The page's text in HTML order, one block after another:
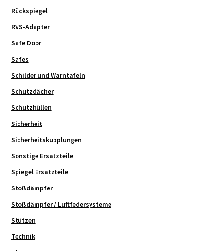
Rückspiegel
RVS-Adapter
Safe Door
Safes
Schilder und Warntafeln
Schutzdächer
Schutzhüllen
Sicherheit
Sicherheitskupplungen
Sonstige Ersatzteile
Spiegel Ersatzteile
Stoßdämpfer
Stoßdämpfer / Luftfedersysteme
Stützen
Technik